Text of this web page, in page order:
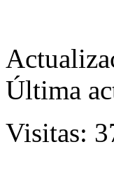
Última
Visitas: